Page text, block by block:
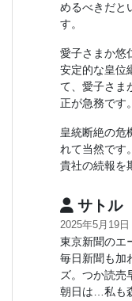
めるべきだと
す。
愛子さまか悠
安定的な皇位
て、愛子さま
正が急務です。
皇統断絶の危
れて当然です。
貴社の続報を
サトル
2025年5月19日
東京新聞のエ
毎日新聞も加
ズ。つか読
朝日は…私も